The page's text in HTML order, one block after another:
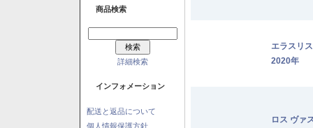
商品検索
詳細検索
インフォメーション
配送と返品について
個人情報保護方針
エラスリ
2020年
ロス ヴァ